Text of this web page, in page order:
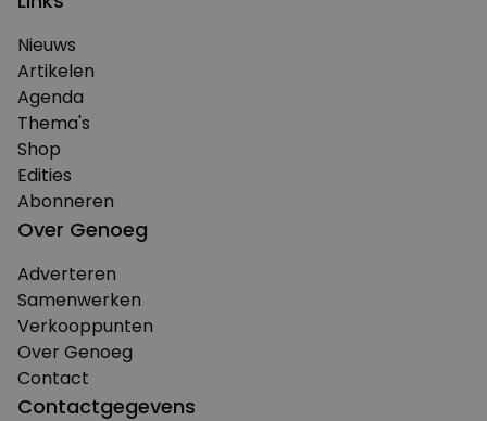
Nieuws
Artikelen
Agenda
Thema's
Shop
Edities
Abonneren
Over Genoeg
Adverteren
Samenwerken
Verkooppunten
Over Genoeg
Contact
Contactgegevens